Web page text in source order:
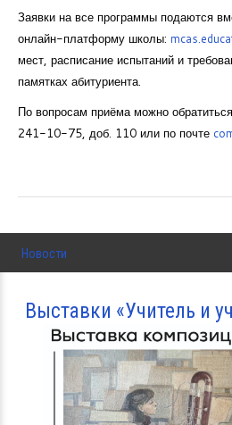
Заявки на все программы подаются
онлайн-платформу школы:
мест, расписание испытаний и
памятках абитуриента.
По вопросам приёма можно
241-10-75, доб. 110 или по почте
Новости
Выставки «Учитель и